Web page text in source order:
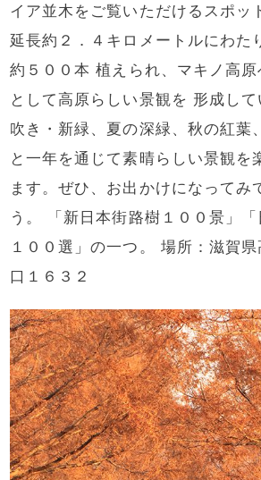
イア並木をご覧いただけるスポッ
延長約２．４キロメートルにわた
約５００本 植えられ、マキノ高
として高原らしい景観を 形成し
吹き・新緑、夏の深緑、秋の紅葉
と一年を通じて素晴らしい景観を
ます。ぜひ、お出かけになってみ
う。 「新日本街路樹１００景」
１００選」の一つ。 場所：滋賀
口１６３２